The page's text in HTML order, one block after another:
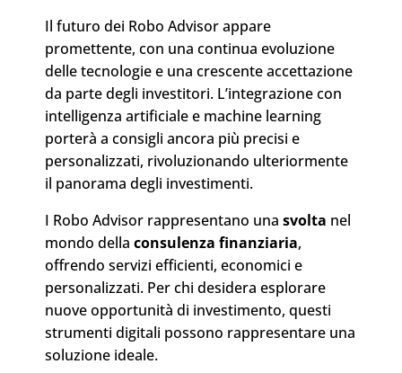
Il futuro dei Robo Advisor appare
promettente, con una continua evoluzione
delle tecnologie e una crescente accettazione
da parte degli investitori. L’integrazione con
intelligenza artificialee machine learning
porterà a consigli ancora più precisi e
personalizzati, rivoluzionando ulteriormente
il panorama degli investimenti.
I Robo Advisor rappresentano una svolta nel
mondo della consulenza finanziaria,
offrendo servizi efficienti, economici e
personalizzati. Per chi desidera esplorare
nuove opportunità di investimento, questi
strumenti digitali possono rappresentare una
soluzione ideale.